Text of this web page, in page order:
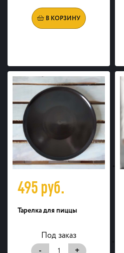
В КОРЗИНУ
495руб.
Тарелка для пиццы
Под заказ